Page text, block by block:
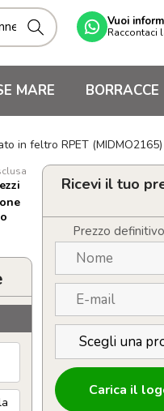
Vuoi
Raccontaci
MARE BORRACCE
in feltro RPET (MIDMO2165)
Ricevi il tuo
Prezzo
Carica il